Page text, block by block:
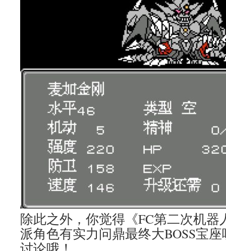
除此之外，你觉得《FC第二次机
派角色有实力问鼎最终大BOSS宝